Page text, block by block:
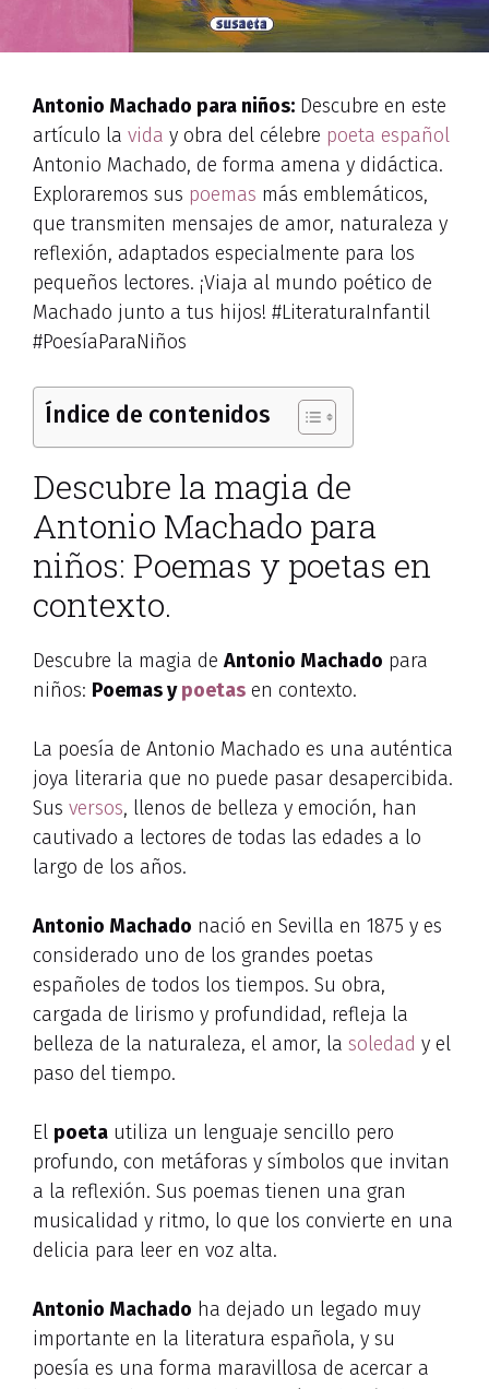
Antonio Machado para niños: Descubre en este
artículo la vida y obra del célebre poeta español
Antonio Machado, de forma amena y didáctica.
Exploraremos sus poemas más emblemáticos,
que transmiten mensajes de amor, naturaleza y
reflexión, adaptados especialmente para los
pequeños lectores. ¡Viaja al mundo poético de
Machado junto a tus hijos! #LiteraturaInfantil
#PoesíaParaNiños
Índice de contenidos
Descubre la magia de
Antonio Machado para
niños: Poemas y poetas en
contexto.
Descubre la magia de Antonio Machado para
niños: Poemas ypoetas en contexto.
La poesía de Antonio Machado es una auténtica
joya literaria que no puede pasar desapercibida.
Sus versos, llenos de belleza y emoción, han
cautivado a lectores de todas las edades a lo
largo de los años.
Antonio Machado nació en Sevilla en 1875 y es
considerado uno de los grandes poetas
españoles de todos los tiempos. Su obra,
cargada de lirismo y profundidad, refleja la
belleza de la naturaleza, el amor, la soledad y el
paso del tiempo.
El poeta utiliza un lenguaje sencillo pero
profundo, con metáforas y símbolos que invitan
a la reflexión. Sus poemas tienen una gran
musicalidad y ritmo, lo que los convierte en una
delicia para leer en voz alta.
Antonio Machado ha dejado un legado muy
importante en la literatura española, y su
poesía es una forma maravillosa de acercar a